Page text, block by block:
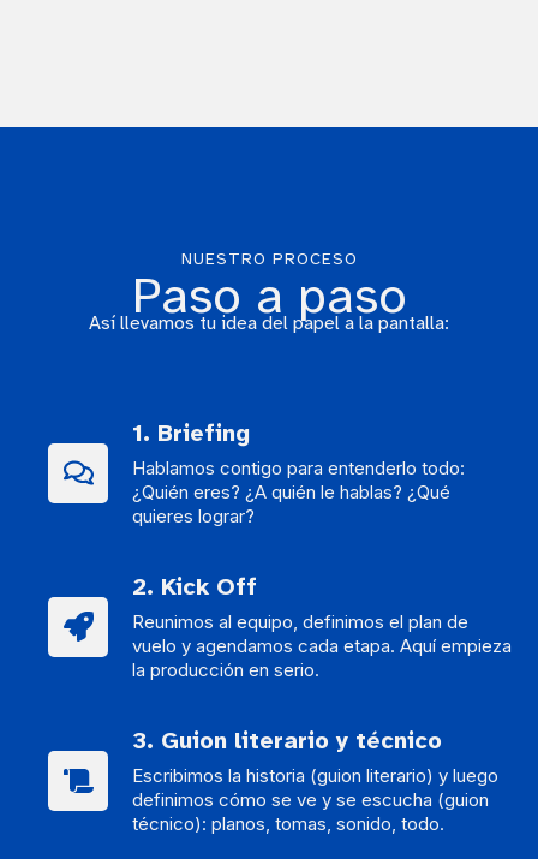
NUESTRO PROCESO
Paso a paso
Así llevamos tu idea del papel a la pantalla:
1. Briefing
Hablamos contigo para entenderlo todo:
¿Quién eres? ¿A quién le hablas? ¿Qué
quieres lograr?
2. Kick Off
Reunimos al equipo, definimos el plan de
vuelo y agendamos cada etapa. Aquí empieza
la producción en serio.
3. Guion literario y técnico
Escribimos la historia (guion literario) y luego
definimos cómo se ve y se escucha (guion
técnico): planos, tomas, sonido, todo.